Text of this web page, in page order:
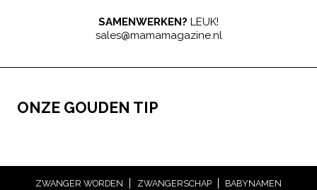
SAMENWERKEN? LEUK!
sales@mamamagazine.nl
ONZE GOUDEN TIP
ZWANGER WORDEN ZWANGERSCHAP
BABYNAMEN